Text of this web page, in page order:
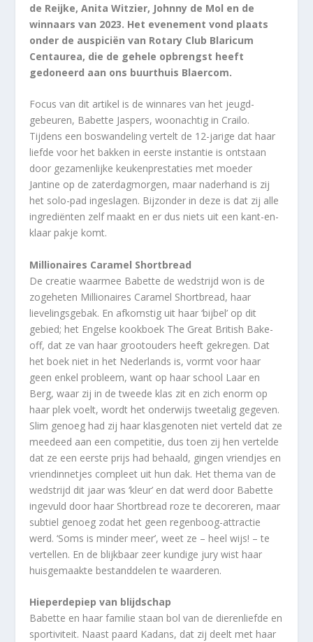
de Reijke, Anita Witzier, Johnny de Mol en de
winnaars van 2023. Het evenement vond plaats
onder de auspiciën van Rotary Club Blaricum
Centaurea, die de gehele opbrengst heeft
gedoneerd aan ons buurthuis Blaercom.
Focus van dit artikel is de winnares van het jeugd-
gebeuren, Babette Jaspers, woonachtig in Crailo.
Tijdens een boswandeling vertelt de 12-jarige dat haar
liefde voor het bakken in eerste instantie is ontstaan
door gezamenlijke keukenprestaties met moeder
Jantine op de zaterdagmorgen, maar naderhand is zij
het solo-pad ingeslagen. Bijzonder in deze is dat zij alle
ingrediënten zelf maakt en er dus niets uit een kant-en-
klaar pakje komt.
Millionaires Caramel Shortbread
De creatie waarmee Babette de wedstrijd won is de
zogeheten Millionaires Caramel Shortbread, haar
lievelingsgebak. En afkomstig uit haar ‘bijbel’ op dit
gebied; het Engelse kookboek The Great British Bake-
off, dat ze van haar grootouders heeft gekregen. Dat
het boek niet in het Nederlands is, vormt voor haar
geen enkel probleem, want op haar school Laar en
Berg, waar zij in de tweede klas zit en zich enorm op
haar plek voelt, wordt het onderwijs tweetalig gegeven.
Slim genoeg had zij haar klasgenoten niet verteld dat ze
meedeed aan een competitie, dus toen zij hen vertelde
dat ze een eerste prijs had behaald, gingen vriendjes en
vriendinnetjes compleet uit hun dak. Het thema van de
wedstrijd dit jaar was ‘kleur’ en dat werd door Babette
ingevuld door haar Shortbread roze te decoreren, maar
subtiel genoeg zodat het geen regenboog-attractie
werd. ‘Soms is minder meer’, weet ze – heel wijs! – te
vertellen. En de blijkbaar zeer kundige jury wist haar
huisgemaakte bestanddelen te waarderen.
Hieperdepiep van blijdschap
Babette en haar familie staan bol van de dierenliefde en
sportiviteit. Naast paard Kadans, dat zij deelt met haar